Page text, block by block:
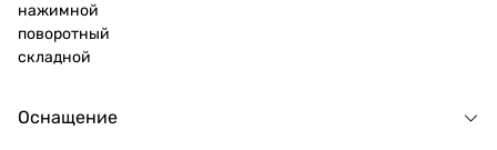
нажимной
поворотный
складной
Оснащение